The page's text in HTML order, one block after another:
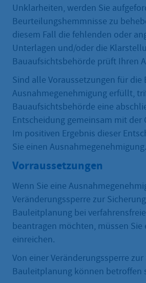
Unklarheiten, werden Sie
Beurteilungshemmnisse zu
diesem Fall die fehlenden oder
Unterlagen und/oder die
Bauaufsichtsbehörde prüft Ihren
Sind alle Voraussetzungen für die
Ausnahmegenehmigung erfüllt,
Bauaufsichtsbehörde eine
Entscheidung gemeinsam mit der
Im positiven Ergebnis dieser
Sie einen Ausnahmegenehmigung.
Vorraussetzungen
Wenn Sie eine
Veränderungssperre zur
Bauleitplanung bei
beantragen möchten, müssen Sie
einreichen.
Von einer Veränderungssperre
Bauleitplanung können betroffen